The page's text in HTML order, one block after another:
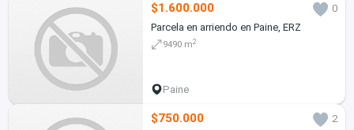
$1.600.000
0
Parcela en arriendo en Paine, ERZ
9490 m2
Paine
$750.000
2